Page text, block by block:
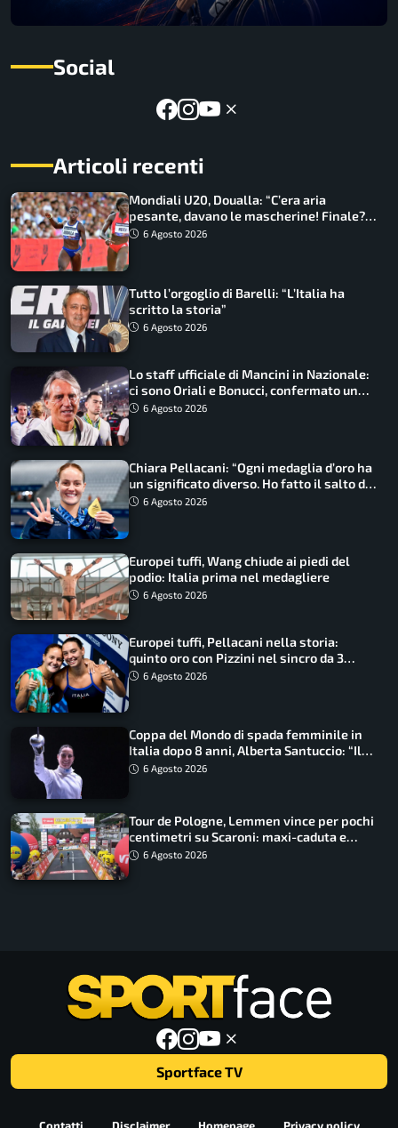
Social
Articoli recenti
Mondiali U20, Doualla: “C’era aria
pesante, davano le mascherine! Finale?
Non ho nulla da perdere”
6 Agosto 2026
Tutto l’orgoglio di Barelli: “L’Italia ha
scritto la storia”
6 Agosto 2026
Lo staff ufficiale di Mancini in Nazionale:
ci sono Oriali e Bonucci, confermato un
ritorno
6 Agosto 2026
Chiara Pellacani: “Ogni medaglia d’oro ha
un significato diverso. Ho fatto il salto di
qualità”
6 Agosto 2026
Europei tuffi, Wang chiude ai piedi del
podio: Italia prima nel medagliere
6 Agosto 2026
Europei tuffi, Pellacani nella storia:
quinto oro con Pizzini nel sincro da 3
metri
6 Agosto 2026
Coppa del Mondo di spada femminile in
Italia dopo 8 anni, Alberta Santuccio: “Il
lavoro dà sempre i suoi frutti”
6 Agosto 2026
Tour de Pologne, Lemmen vince per pochi
centimetri su Scaroni: maxi-caduta e
tappa accorciata
6 Agosto 2026
Sportface TV